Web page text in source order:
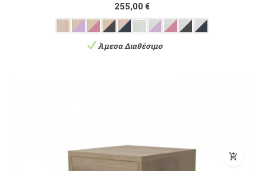
255,00 €
Άμεσα Διαθέσιμο
add_shopping_cart